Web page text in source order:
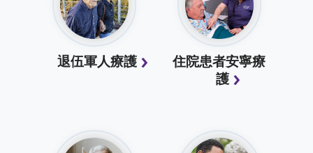
退伍軍人療護
住院患者安寧療
護